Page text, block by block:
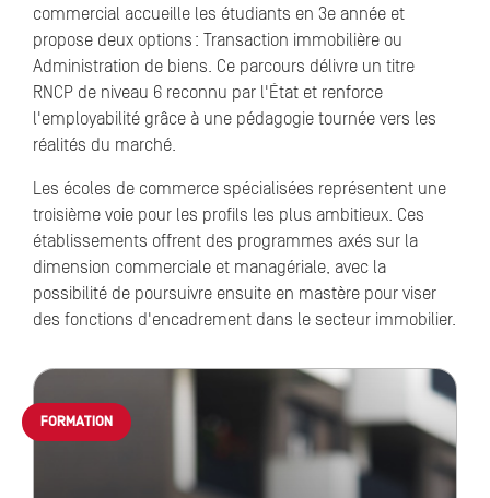
commercial accueille les étudiants en 3e année et
propose deux options : Transaction immobilière ou
Administration de biens. Ce parcours délivre un titre
RNCP de niveau 6 reconnu par l'État et renforce
l'employabilité grâce à une pédagogie tournée vers les
réalités du marché.
Les écoles de commerce spécialisées représentent une
troisième voie pour les profils les plus ambitieux. Ces
établissements offrent des programmes axés sur la
dimension commerciale et managériale, avec la
possibilité de poursuivre ensuite en mastère pour viser
des fonctions d'encadrement dans le secteur immobilier.
FORMATION